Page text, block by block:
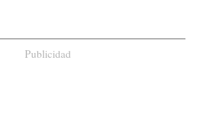
Publicidad